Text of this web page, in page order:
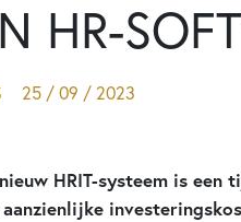
HR-
25 / 09 / 2023
HRIT-systeem is een